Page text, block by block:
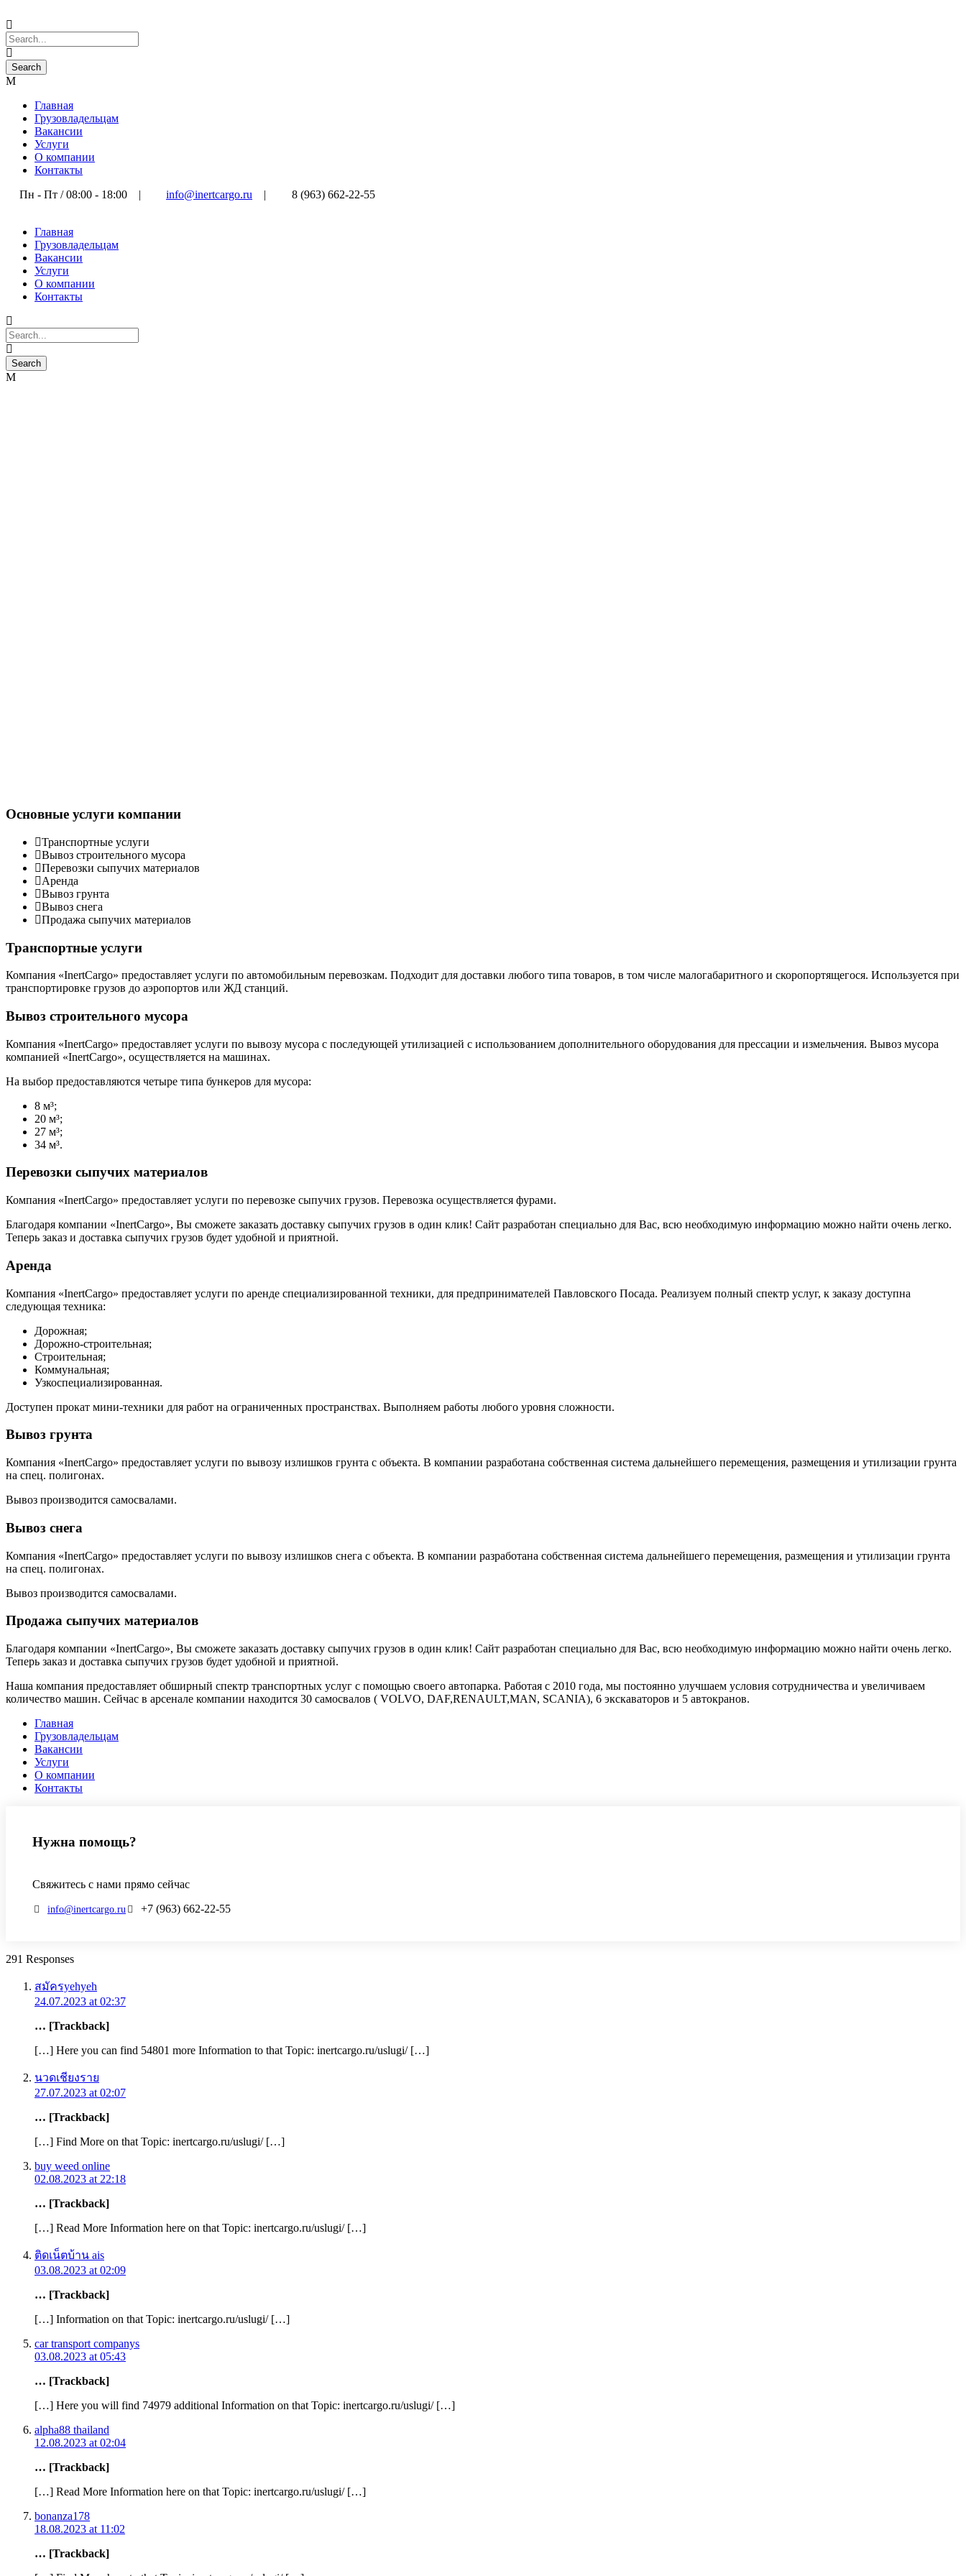
Главная
Грузовладельцам
Вакансии
Услуги
О компании
Контакты
Пн - Пт / 08:00 - 18:00
| info@inertcargo.ru | 8 (963) 662-22-55
Главная
Грузовладельцам
Вакансии
Услуги
О компании
Контакты
Основные услуги компании
Транспортные услуги
Вывоз строительного мусора
Перевозки сыпучих материалов
Аренда
Вывоз грунта
Вывоз снега
Продажа сыпучих материалов
Транспортные услуги
Компания «InertCargo» предоставляет услуги по автомобильным перевозкам. Подходит для доставки любого типа товаров, в том числе малогабаритного и скоропортящегося. Используется при
транспортировке грузов до аэропортов или ЖД станций.
Вывоз строительного мусора
Компания «InertCargo» предоставляет услуги по вывозу мусора с последующей утилизацией с использованием дополнительного оборудования для прессации и измельчения. Вывоз мусора
компанией «InertCargo», осуществляется на машинах.
На выбор предоставляются четыре типа бункеров для мусора:
8 м³;
20 м³;
27 м³;
34 м³.
Перевозки сыпучих материалов
Компания «InertCargo» предоставляет услуги по перевозке сыпучих грузов. Перевозка осуществляется фурами.
Благодаря компании «InertCargo», Вы сможете заказать доставку сыпучих грузов в один клик! Сайт разработан специально для Вас, всю необходимую информацию можно найти очень легко.
Теперь заказ и доставка сыпучих грузов будет удобной и приятной.
Аренда
Компания «InertCargo» предоставляет услуги по аренде специализированной техники, для предпринимателей Павловского Посада. Реализуем полный спектр услуг, к заказу доступна
следующая техника:
Дорожная;
Дорожно-строительная;
Строительная;
Коммунальная;
Узкоспециализированная.
Доступен прокат мини-техники для работ на ограниченных пространствах. Выполняем работы любого уровня сложности.
Вывоз грунта
Компания «InertCargo» предоставляет услуги по вывозу излишков грунта с объекта. В компании разработана собственная система дальнейшего перемещения, размещения и утилизации грунта
на спец. полигонах.
Вывоз производится самосвалами.
Вывоз снега
Компания «InertCargo» предоставляет услуги по вывозу излишков снега с объекта. В компании разработана собственная система дальнейшего перемещения, размещения и утилизации грунта
на спец. полигонах.
Вывоз производится самосвалами.
Продажа сыпучих материалов
Благодаря компании «InertCargo», Вы сможете заказать доставку сыпучих грузов в один клик! Сайт разработан специально для Вас, всю необходимую информацию можно найти очень легко.
Теперь заказ и доставка сыпучих грузов будет удобной и приятной.
Наша компания предоставляет обширный спектр транспортных услуг с помощью своего автопарка. Работая с 2010 года, мы постоянно улучшаем условия сотрудничества и увеличиваем
количество машин. Сейчас в арсенале компании находится 30 самосвалов ( VOLVO, DAF,RENAULT,MAN, SCANIA), 6 экскаваторов и 5 автокранов.
Главная
Грузовладельцам
Вакансии
Услуги
О компании
Контакты
Нужна помощь?
Свяжитесь с нами прямо сейчас
info@inertcargo.ru +7 (963) 662-22-55
291 Responses
สมัครyehyeh
24.07.2023 at 02:37
… [Trackback]
[…] Here you can find 54801 more Information to that Topic: inertcargo.ru/uslugi/ […]
นวดเชียงราย
27.07.2023 at 02:07
… [Trackback]
[…] Find More on that Topic: inertcargo.ru/uslugi/ […]
buy weed online
02.08.2023 at 22:18
… [Trackback]
[…] Read More Information here on that Topic: inertcargo.ru/uslugi/ […]
ติดเน็ตบ้าน ais
03.08.2023 at 02:09
… [Trackback]
[…] Information on that Topic: inertcargo.ru/uslugi/ […]
car transport companys
03.08.2023 at 05:43
… [Trackback]
[…] Here you will find 74979 additional Information on that Topic: inertcargo.ru/uslugi/ […]
alpha88 thailand
12.08.2023 at 02:04
… [Trackback]
[…] Read More Information here on that Topic: inertcargo.ru/uslugi/ […]
bonanza178
18.08.2023 at 11:02
… [Trackback]